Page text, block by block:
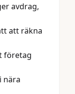
avdrag,
att räkna
företag
nära